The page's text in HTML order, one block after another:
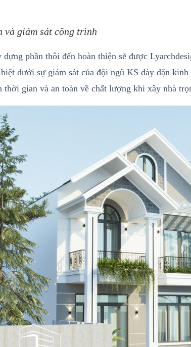
và giám sát công trình
phần thôi đến hoàn thiện sẽ được
dưới sự giám sát của đội ngũ KS dày dặn
gian và an toàn về chất lượng khi xây nhà